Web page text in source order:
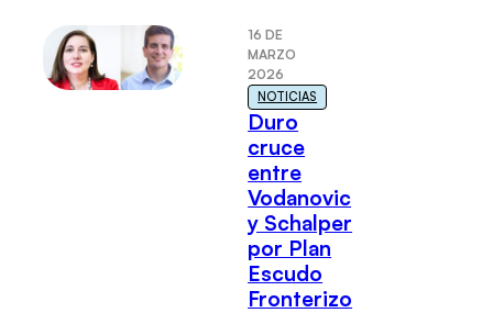
16 DE
MARZO
2026
NOTICIAS
Duro
cruce
entre
Vodanovic
y Schalper
por Plan
Escudo
Fronterizo